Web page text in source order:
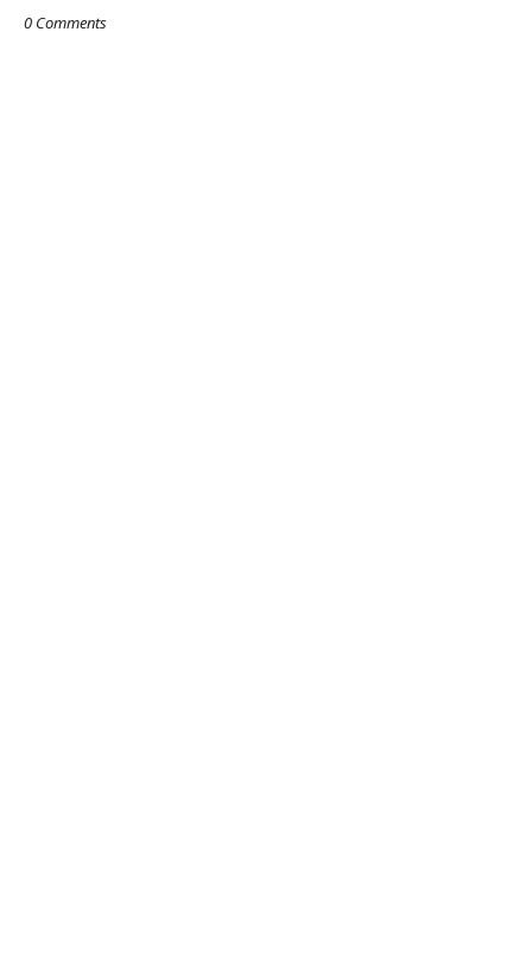
0 Comments